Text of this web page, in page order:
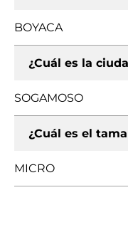
BOYACA
¿Cuál es la
SOGAMOSO
¿Cuál es el
MICRO